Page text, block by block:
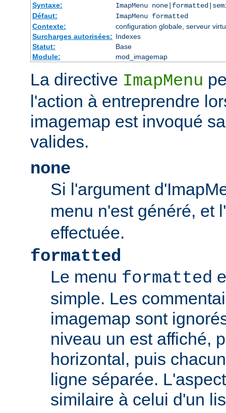
Syntaxe:
ImapMenu
Défaut:
ImapMenu formatted
Contexte:
configuration globale, serveur
Surcharges autorisées: Indexes
Statut:
Base
Module:
mod_imagemap
La directive ImapMenu
l'action à entreprendre
imagemap est invoqué
valides.
none
Si l'argument
menu n'est généré, et
effectuée.
formatted
Le menu formatted
simple. Les
imagemap sont
niveau un est affiché,
horizontal, puis
ligne séparée.
similaire à celui d'un